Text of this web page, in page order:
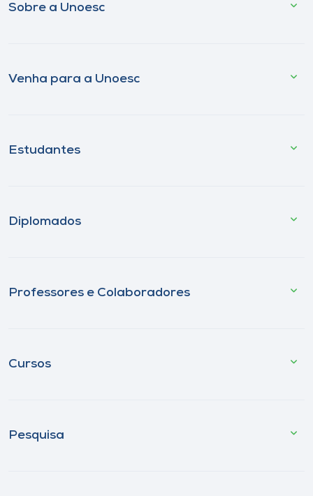
Sobre a Unoesc
Venha para a Unoesc
Estudantes
Diplomados
Professores e Colaboradores
Cursos
Pesquisa